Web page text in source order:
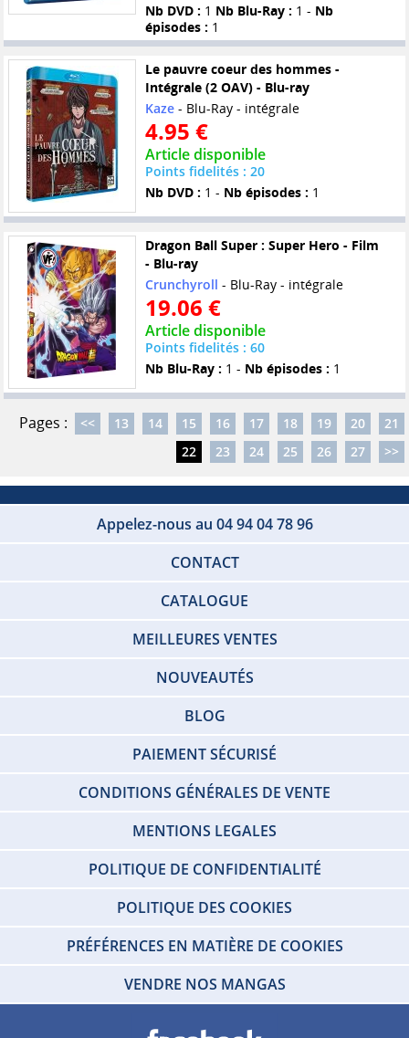
Nb DVD : 1 Nb Blu-Ray : 1 - Nb
épisodes : 1
Le pauvre coeur des hommes -
Intégrale (2 OAV) - Blu-ray
Kaze- Blu-Ray - intégrale
4.95 €
Article disponible
Points fidelités : 20
Nb DVD : 1 - Nb épisodes : 1
Dragon Ball Super : Super Hero - Film
- Blu-ray
Crunchyroll - Blu-Ray - intégrale
19.06 €
Article disponible
Points fidelités : 60
Nb Blu-Ray : 1 - Nb épisodes : 1
Pages : << 13 14 15 16 17 18 19 20
21
22
23 24 25 26 27 >>
Appelez-nous au 04 94 04 78 96
CONTACT
CATALOGUE
MEILLEURES VENTES
NOUVEAUTÉS
BLOG
PAIEMENT SÉCURISÉ
CONDITIONS GÉNÉRALES DE VENTE
MENTIONS LEGALES
POLITIQUE DE CONFIDENTIALITÉ
POLITIQUE DES COOKIES
PRÉFÉRENCES EN MATIÈRE DE COOKIES
VENDRE NOS MANGAS